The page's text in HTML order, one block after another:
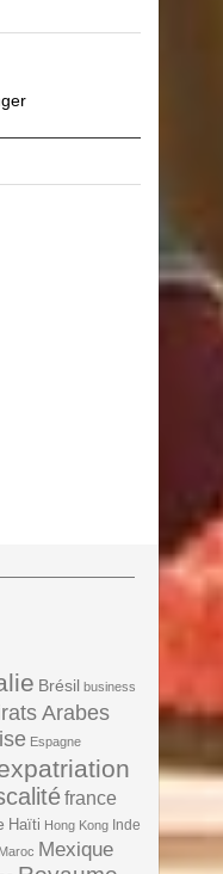
Brésil business
Arabes
Espagne
france
Haïti Hong Kong Inde
Maroc Mexique